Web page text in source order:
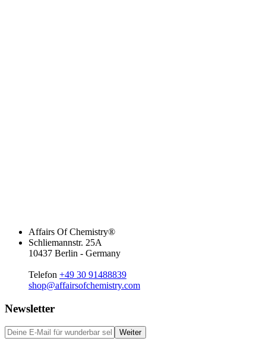
Affairs Of Chemistry®
Schliemannstr. 25A
10437 Berlin - Germany
Telefon +49 30 91488839
shop@affairsofchemistry.com
Newsletter
Weiter